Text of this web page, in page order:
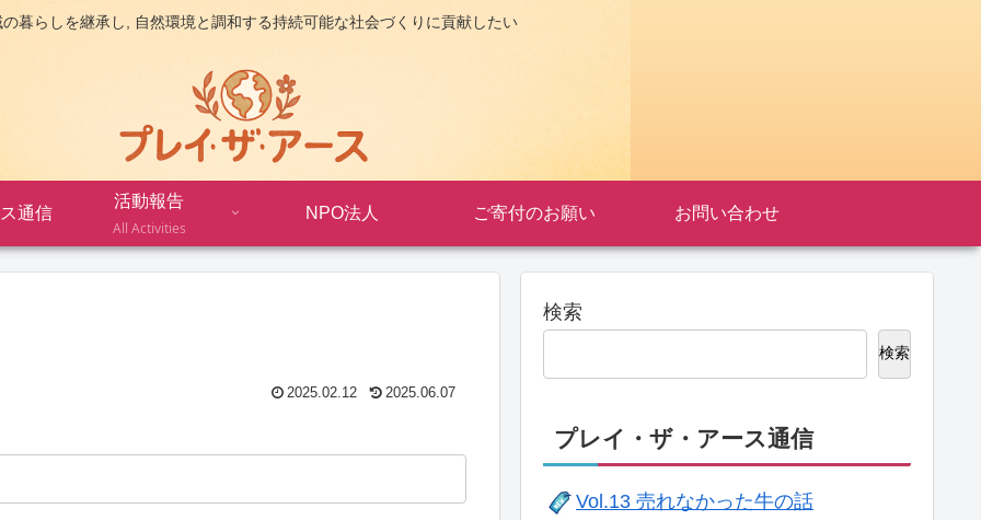
の暮らしを継承し, 自然環境と調和する持続可能な社会づくりに貢献したい
通信
活動報告
All Activities
NPO法人 ご寄付のお願い お問い合わせ
2025.02.12 2025.06.07
検索
検索
プレイ・ザ・アース通信
Vol.13 売れなかった牛の話